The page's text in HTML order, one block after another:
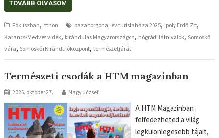
TOVÁBB OLVASOM
Fókuszban, Itthon bazaltorgona, év turistaháza 2025, Ipoly Erdő Zrt,
Karancs-Medves vidék, kirándulás Magyarországon, nógrádi látnivalók, Somoskő
vára, Somoskői Kirándulóközpont,természetjárás
Természeti csodák a HTM magazinban
2025. október 27. Nagy József
A HTM Magazinban
felfedezheted a világ
legkülönlegesebb tájait,